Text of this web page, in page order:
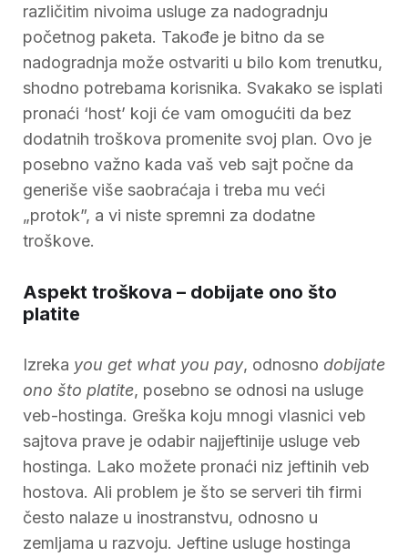
različitim nivoima usluge za nadogradnju
početnog paketa. Takođe je bitno da se
nadogradnja može ostvariti u bilo kom trenutku,
shodno potrebama korisnika. Svakako se isplati
pronaći ‘host’ koji će vam omogućiti da bez
dodatnih troškova promenite svoj plan. Ovo je
posebno važno kada vaš veb sajt počne da
generiše više saobraćaja i treba mu veći
„protok”, a vi niste spremni za dodatne
troškove.
Aspekt troškova – dobijate ono što
platite
Izreka you get what you pay, odnosno dobijate
ono što platite, posebno se odnosi na usluge
veb-hostinga. Greška koju mnogi vlasnici veb
sajtova prave je odabir najjeftinije usluge veb
hostinga. Lako možete pronaći niz jeftinih veb
hostova. Ali problem je što se serveri tih firmi
često nalaze u inostranstvu, odnosno u
zemljama u razvoju. Jeftine usluge hostinga